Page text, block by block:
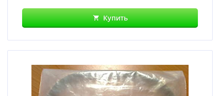
Купить